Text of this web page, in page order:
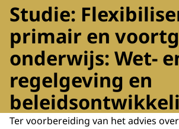
Studie:
primair en
onderwijs: Wet-
regelgeving en
Ter voorbereiding van het advies